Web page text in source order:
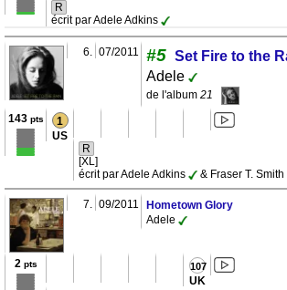
R
écrit par Adele Adkins
6. 07/2011 #5 Set Fire to the
Adele
de l'album 21
143pts 1
US
R
[XL]
écrit par Adele Adkins
& Fraser T. Smith
7. 09/2011
Hometown Glory
Adele
2pts
107
UK